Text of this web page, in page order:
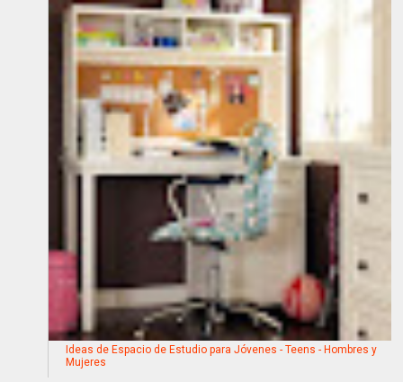
Ideas de Espacio de Estudio para Jóvenes - Teens - Hombres y
Mujeres